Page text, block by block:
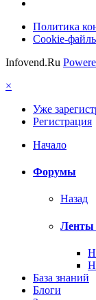
Политика
Cookie-
Infovend.Ru
×
Уже
Регистрация
Начало
Форумы
Назад
Ленты
База знаний
Блоги